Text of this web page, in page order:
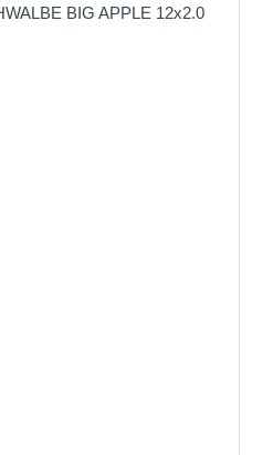
BIG APPLE 12x2.0